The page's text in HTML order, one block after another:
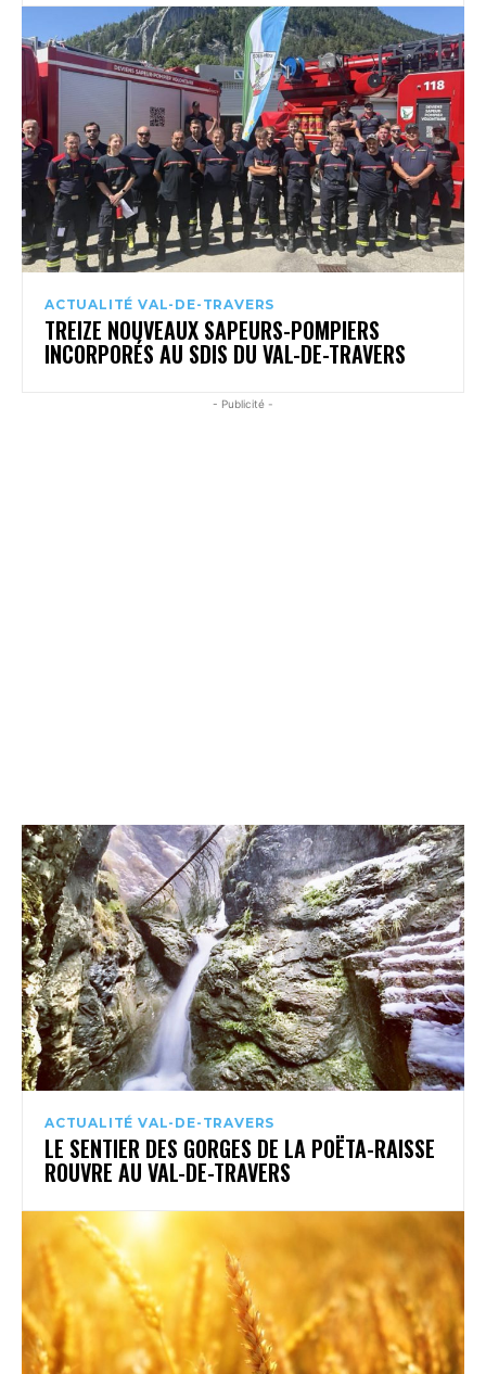
ACTUALITÉ VAL-DE-TRAVERS
TREIZE NOUVEAUX SAPEURS-POMPIERS
INCORPORÉS AU SDIS DU VAL-DE-TRAVERS
- Publicité -
ACTUALITÉ VAL-DE-TRAVERS
LE SENTIER DES GORGES DE LA POËTA-RAISSE
ROUVRE AU VAL-DE-TRAVERS